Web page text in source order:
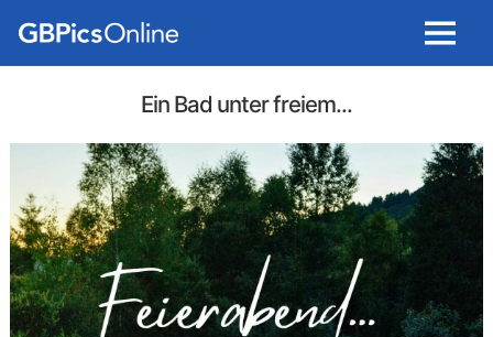
Menu
Ein Bad unter freiem...